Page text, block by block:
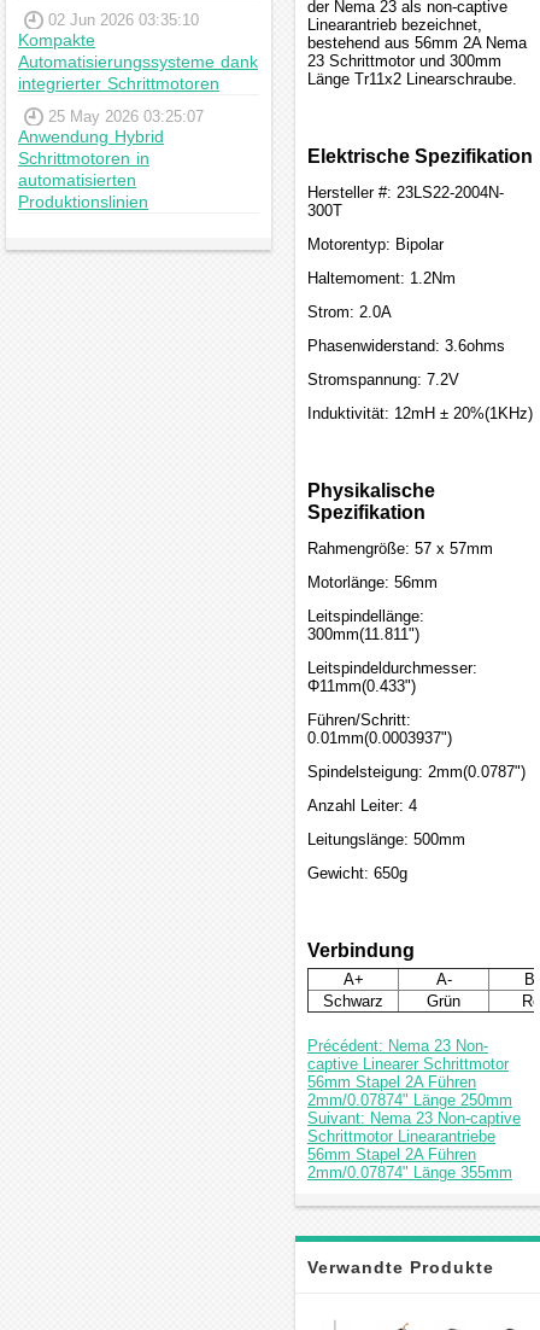
02 Jun 2026 03:35:10
Kompakte
Automatisierungssysteme dank
integrierter Schrittmotoren
25 May 2026 03:25:07
Anwendung Hybrid
Schrittmotoren in
automatisierten
Produktionslinien
der Nema 23 als non-captive
Linearantrieb bezeichnet,
bestehend aus 56mm 2A Nema
23 Schrittmotor und 300mm
Länge Tr11x2 Linearschraube.
Elektrische Spezifikation
Hersteller #: 23LS22-2004N-
300T
Motorentyp: Bipolar
Haltemoment: 1.2Nm
Strom: 2.0A
Phasenwiderstand: 3.6ohms
Stromspannung: 7.2V
Induktivität: 12mH ± 20%(1KHz)
Physikalische
Spezifikation
Rahmengröße: 57 x 57mm
Motorlänge: 56mm
Leitspindellänge:
300mm(11.811")
Leitspindeldurchmesser:
Φ11mm(0.433")
Führen/Schritt:
0.01mm(0.0003937")
Spindelsteigung: 2mm(0.0787")
Anzahl Leiter: 4
Leitungslänge: 500mm
Gewicht: 650g
Verbindung
A+ A-
Schwarz
Grün
Précédent: Nema 23 Non-
captive Linearer Schrittmotor
56mm Stapel 2A Führen
2mm/0.07874" Länge 250mm
Suivant: Nema 23 Non-captive
Schrittmotor Linearantriebe
56mm Stapel 2A Führen
2mm/0.07874" Länge 355mm
Verwandte Produkte